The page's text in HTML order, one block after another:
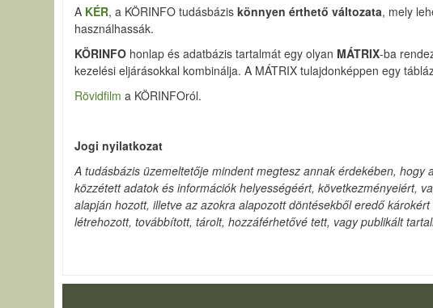
A KÉR, a KÖRINFO tudásbázis könnyen érthető változata, mely
használhassák.
KÖRINFO honlap és adatbázis tartalmát egy olyan MÁTRIX-ba
kezelési eljárásokkal kombinálja. A MÁTRIX tulajdonképpen egy
Rövidfilm a KÖRINFOról.
Jogi nyilatkozat
A tudásbázis üzemeltetője mindent megtesz annak érdekében,
közzétett adatok és információk helyességéért, következményeiért,
alapján hozott, illetve az azokra alapozott döntésekből eredő
létrehozott, továbbított, tárolt, hozzáférhetővé tett, vagy publikált